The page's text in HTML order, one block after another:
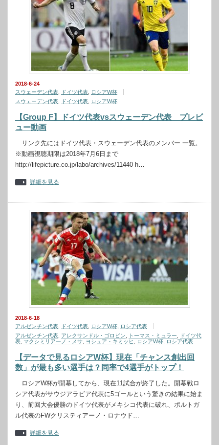
2018-6-24
スウェーデン代表
ドイツ代表
ロシアW杯
スウェーデン代表
ドイツ代表 ロシアW杯
【Group F】ドイツ代表vsスウェーデン代表 プレビ
ュー動画
リンク先にはドイツ代表・スウェーデン代表のメンバー 一覧。
※動画視聴期限は2018年7月6日まで
http://lifepicture.co.jp/labo/archives/11440 h…
詳細を見る
2018-6-18
アルゼンチン代表
ドイツ代表 ロシアW杯
ロシア代表
アルゼンチン代表 アレクサンドル・ゴロビン トーマス・ミュラー
ドイツ代
表 マクシミリアーノ・メサ ヨシュア・キミッヒ ロシアW杯 ロシア代表
【データで見るロシアW杯】現在「チャンス創出回
数」が最も多い選手は？同率で4選手がトップ！
ロシアW杯が開幕してから、現在11試合が終了した。開幕戦ロ
シア代表がサウジアラビア代表に5ゴールという驚きの結果に始ま
り、前回大会優勝のドイツ代表がメキシコ代表に破れ、ポルトガ
ル代表のFWクリスティアーノ・ロナウド…
詳細を見る